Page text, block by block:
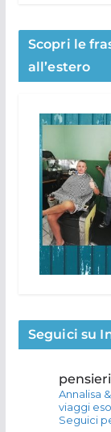
Scopri le
all’estero
Seguici su
Annalisa
viaggi
Seguici